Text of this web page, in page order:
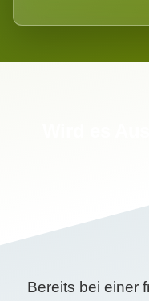
Bereits bei einer